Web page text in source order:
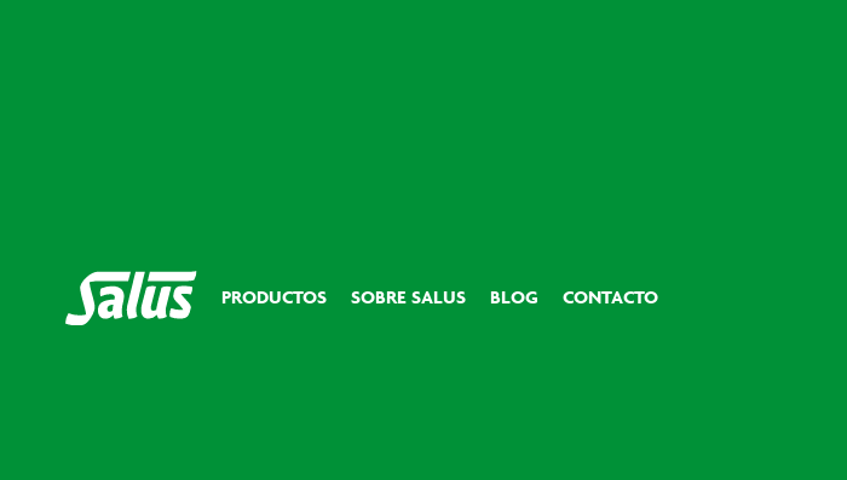
PRODUCTOS SOBRE SALUS BLOG CONTACTO